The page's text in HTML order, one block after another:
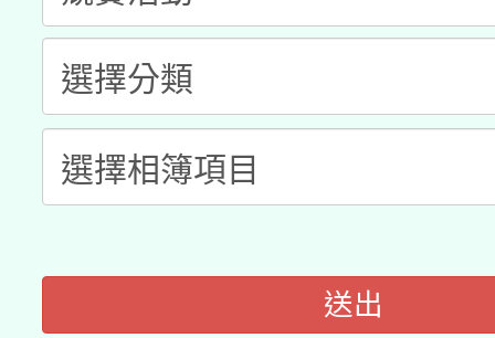
礎課程
A3數位素養講師名單
「數位內容與教學軟體
pilot」
有關大陸委員會函釋公
薪期間赴陸應申請許可
轉知經濟部水利署委託
用水績優單位及節水達
桃園市孔廟祈福系列
2026年桃園地景藝術
送出